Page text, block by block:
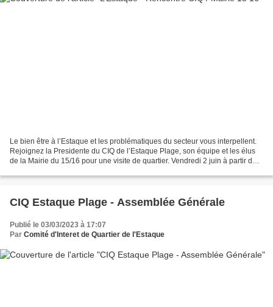
Le bien être à l’Estaque et les problématiques du secteur vous interpellent.
Rejoignez la Presidente du CIQ de l’Estaque Plage, son équipe et les élus
de la Mairie du 15/16 pour une visite de quartier. Vendredi 2 juin à partir de
CIQ Estaque Plage - Assemblée Générale
Publié le 03/03/2023 à 17:07
Par Comité d'Interet de Quartier de l'Estaque